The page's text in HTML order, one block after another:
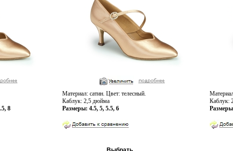
8
Материал: сатин. Цвет: телесный.
Каблук: 2,5 дюйма
Размеры: 4.5, 5, 5.5, 6
Каблук: